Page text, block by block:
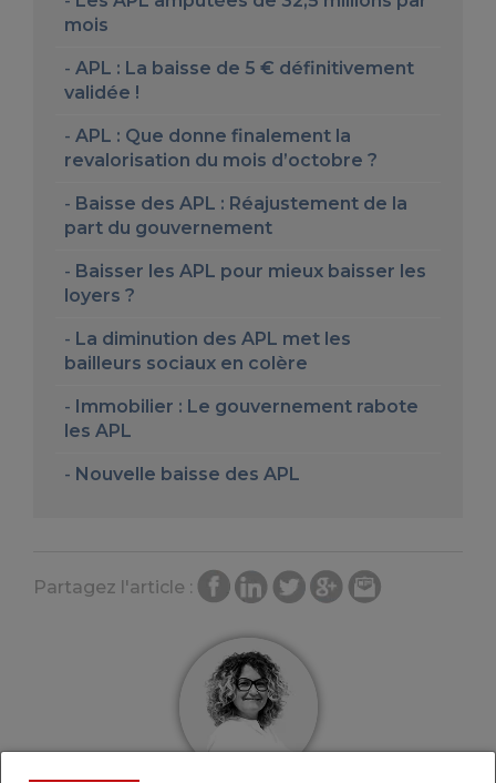
mois
APL : La baisse de 5 € définitivement
validée !
APL : Que donne finalement la
revalorisation du mois d’octobre ?
Baisse des APL : Réajustement de la
part du gouvernement
Baisser les APL pour mieux baisser les
loyers ?
La diminution des APL met les
bailleurs sociaux en colère
Immobilier : Le gouvernement rabote
les APL
Nouvelle baisse des APL
Partagez l'article :